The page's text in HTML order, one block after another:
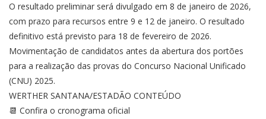
O resultado preliminar será divulgado em 8 de janeiro de 2026,
com prazo para recursos entre 9 e 12 de janeiro. O resultado
definitivo está previsto para 18 de fevereiro de 2026.
Movimentação de candidatos antes da abertura dos portões
para a realização das provas do Concurso Nacional Unificado
(CNU) 2025.
WERTHER SANTANA/ESTADÃO CONTEÚDO
📆 Confira o cronograma oficial